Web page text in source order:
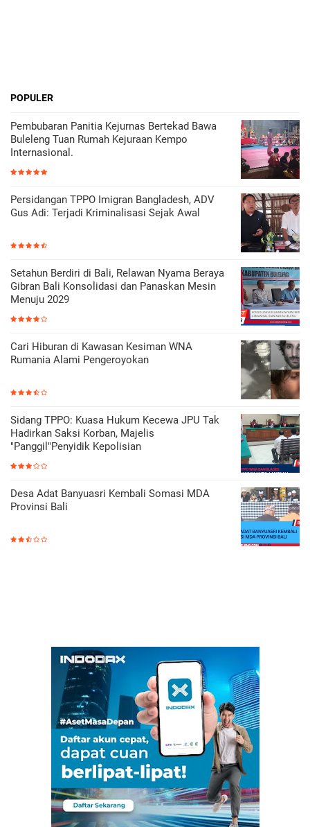
POPULER
Pembubaran Panitia Kejurnas Bertekad Bawa
Buleleng Tuan Rumah Kejuraan Kempo
Internasional.
Persidangan TPPO Imigran Bangladesh, ADV
Gus Adi: Terjadi Kriminalisasi Sejak Awal
Setahun Berdiri di Bali, Relawan Nyama Beraya
Gibran Bali Konsolidasi dan Panaskan Mesin
Menuju 2029
Cari Hiburan di Kawasan Kesiman WNA
Rumania Alami Pengeroyokan
Sidang TPPO: Kuasa Hukum Kecewa JPU Tak
Hadirkan Saksi Korban, Majelis
"Panggil"Penyidik Kepolisian
Desa Adat Banyuasri Kembali Somasi MDA
Provinsi Bali